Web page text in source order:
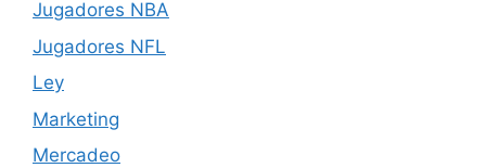
Jugadores NBA
Jugadores NFL
Ley
Marketing
Mercadeo